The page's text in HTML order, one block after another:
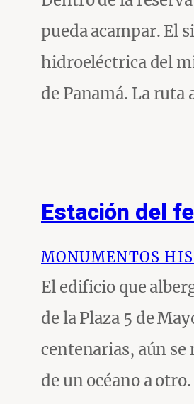
pueda acampar. El
hidroeléctrica del
de Panamá. La ruta
Estación del
MONUMENTOS
El edificio que
de la Plaza 5 de
centenarias, aún
de un océano a